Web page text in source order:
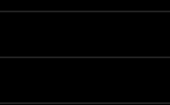
Kinder